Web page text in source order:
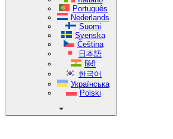
Português
Nederlands
Suomi
Svenska
Čeština
日本語
हिंदी
한국어
Українська
Polski